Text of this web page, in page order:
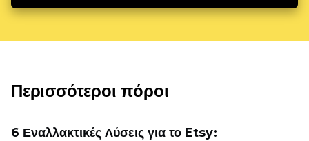
Περισσότεροι πόροι
6 Εναλλακτικές Λύσεις για το Etsy: